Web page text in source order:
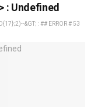
: Undefined
&GT; : ## ERROR # 53